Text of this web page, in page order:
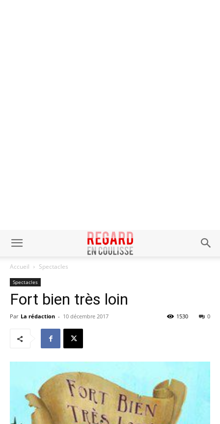
Accueil Spectacles
Spectacles
Fort bien très loin
Par La rédaction - 10 décembre 2017 0
1530